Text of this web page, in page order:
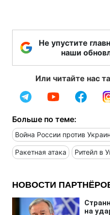
Не упустите
наши
Или читайте нас
Больше по теме:
Война России против
Ракетная атака Ритейл в